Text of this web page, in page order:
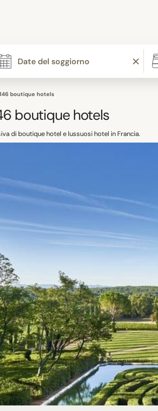
146 boutique hotels
boutique hotels
di boutique hotel e lussuosi hotel in Francia.